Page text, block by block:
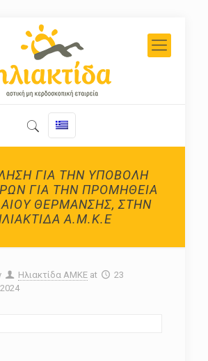
ΓΙΑ ΤΗΝ ΥΠΟΒΟΛΗ
ΓΙΑ ΤΗΝ ΠΡΟΜΗΘΕΙΑ
ΘΕΡΜΑΝΣΗΣ, ΣΤΗΝ
Α.Μ.Κ.Ε
Ηλιακτίδα ΑΜΚΕ at
23